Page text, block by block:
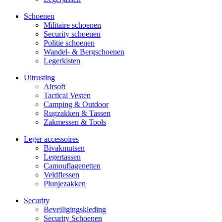
Schoenen
Militaire schoe­nen
Security schoenen
Politie schoenen
Wandel- & Berg­­schoenen
Legerkisten
Uitrusting
Airsoft
Tactical Ves­ten
Camping & Outdoor
Rugzakken & Tassen
Zakmessen & Tools
Leger accessoires
Bivakmutsen
Legertassen
Camouflage­­netten
Veldflessen
Plunjezakken
Security
Beveiligings­­kleding
Security Schoenen